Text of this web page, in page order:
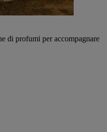
di profumi per accompagnare